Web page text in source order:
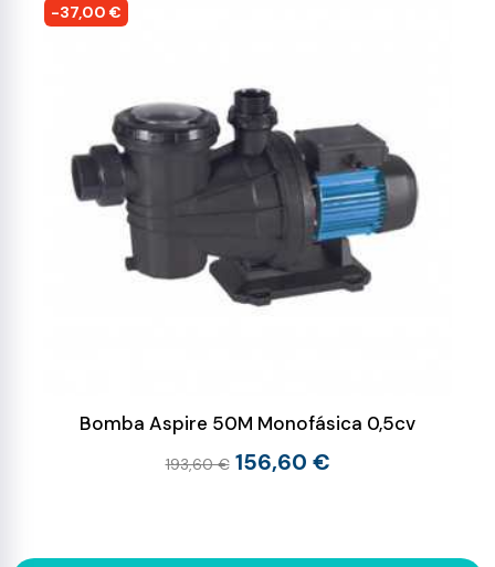
-37,00 €
Bomba Aspire 50M Monofásica 0,5cv
193,60 € 156,60 €